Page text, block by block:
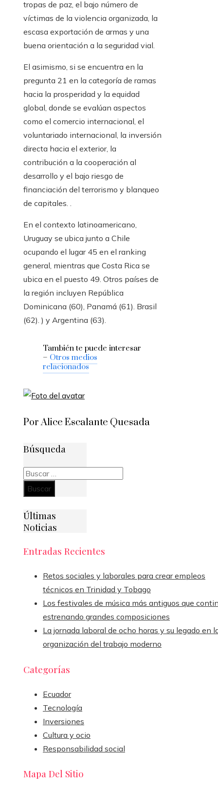
tropas de paz, el bajo número de
víctimas de la violencia organizada, la
escasa exportación de armas y una
buena orientación a la seguridad vial.
El asimismo, si se encuentra en la
pregunta 21 en la categoría de ramas
hacia la prosperidad y la equidad
global, donde se evalúan aspectos
como el comercio internacional, el
voluntariado internacional, la inversión
directa hacia el exterior, la
contribución a la cooperación al
desarrollo y el bajo riesgo de
financiación del terrorismo y blanqueo
de capitales. .
En el contexto latinoamericano,
Uruguay se ubica junto a Chile
ocupando el lugar 45 en el ranking
general, mientras que Costa Rica se
ubica en el puesto 49. Otros países de
la región incluyen República
Dominicana (60), Panamá (61). Brasil
(62). ) y Argentina (63).
También te puede interesar
– Otros medios
relacionados
Por Alice Escalante Quesada
Búsqueda
Buscar:
Últimas
Noticias
Entradas Recientes
Retos sociales y laborales para crear empleos
técnicos en Trinidad y Tobago
Los festivales de música más antiguos que
estrenando grandes composiciones
La jornada laboral de ocho horas y su legado en
organización del trabajo moderno
Categorías
Ecuador
Tecnología
Inversiones
Cultura y ocio
Responsabilidad social
Mapa Del Sitio